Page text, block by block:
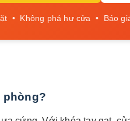
• Không phá hư cửa • Báo
phòng?